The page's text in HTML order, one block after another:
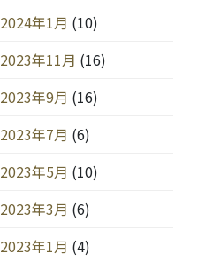
2024年1月 (10)
2023年11月 (16)
2023年9月 (16)
2023年7月 (6)
2023年5月 (10)
2023年3月 (6)
2023年1月 (4)